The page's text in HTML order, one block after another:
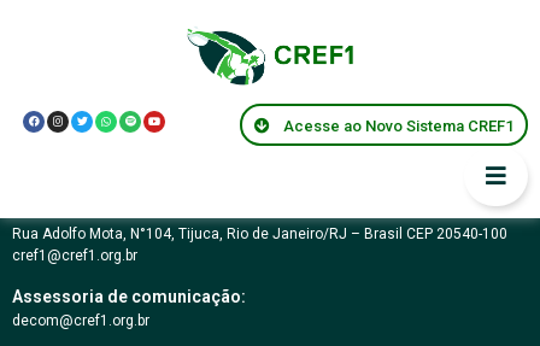
Acesse ao Novo Sistema CREF1
Centro de memórias
Rua Adolfo Mota, N°104, Tijuca, Rio de Janeiro/RJ – Brasil CEP 20540-100
cref1@cref1.org.br
Assessoria de comunicação:
decom@cref1.org.br